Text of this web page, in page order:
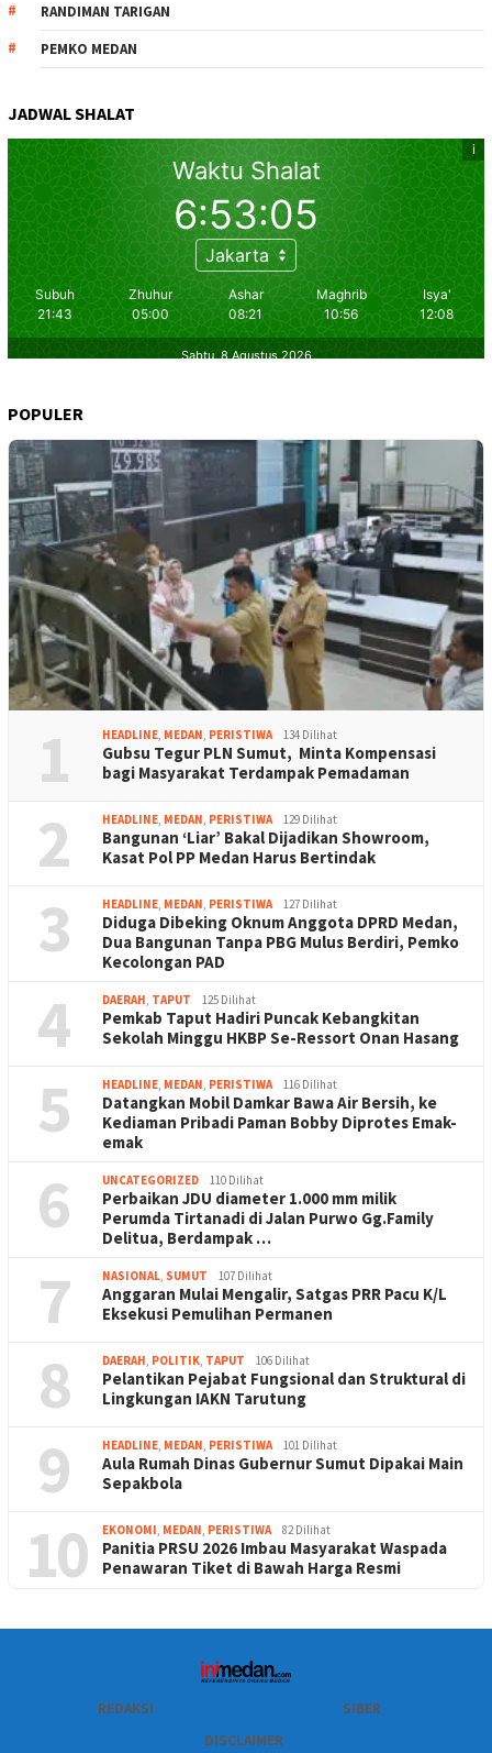
RANDIMAN TARIGAN
PEMKO MEDAN
JADWAL SHALAT
POPULER
1 HEADLINE, MEDAN, PERISTIWA 134 Dilihat
Gubsu Tegur PLN Sumut, Minta Kompensasi
bagi Masyarakat Terdampak Pemadaman
2 HEADLINE, MEDAN, PERISTIWA 129 Dilihat
Bangunan ‘Liar’ Bakal Dijadikan Showroom,
Kasat Pol PP Medan Harus Bertindak
3 HEADLINE, MEDAN, PERISTIWA 127 Dilihat
Diduga Dibeking Oknum Anggota DPRD Medan,
Dua Bangunan Tanpa PBG Mulus Berdiri, Pemko
Kecolongan PAD
4 DAERAH, TAPUT 125 Dilihat
Pemkab Taput Hadiri Puncak Kebangkitan
Sekolah Minggu HKBP Se-Ressort Onan Hasang
5 HEADLINE, MEDAN, PERISTIWA 116 Dilihat
Datangkan Mobil Damkar Bawa Air Bersih, ke
Kediaman Pribadi Paman Bobby Diprotes Emak-
emak
6 UNCATEGORIZED 110 Dilihat
Perbaikan JDU diameter 1.000 mm milik
Perumda Tirtanadi di Jalan Purwo Gg.Family
Delitua, Berdampak …
7 NASIONAL, SUMUT 107 Dilihat
Anggaran Mulai Mengalir, Satgas PRR Pacu K/L
Eksekusi Pemulihan Permanen
8 DAERAH, POLITIK, TAPUT 106 Dilihat
Pelantikan Pejabat Fungsional dan Struktural di
Lingkungan IAKN Tarutung
9 HEADLINE, MEDAN, PERISTIWA 101 Dilihat
Aula Rumah Dinas Gubernur Sumut Dipakai Main
Sepakbola
10 EKONOMI, MEDAN, PERISTIWA 82 Dilihat
Panitia PRSU 2026 Imbau Masyarakat Waspada
Penawaran Tiket di Bawah Harga Resmi
REDAKSI
SIBER
DISCLAIMER